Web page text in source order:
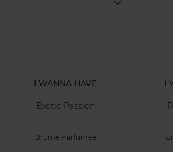
I WANNA HAVE
Exotic Passion
Brume Parfumée
I